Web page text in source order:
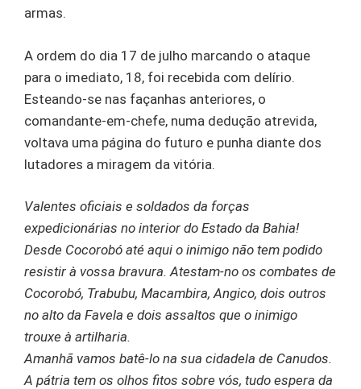
armas.
A ordem do dia 17 de julho marcando o ataque
para o imediato, 18, foi recebida com delírio.
Esteando-se nas façanhas anteriores, o
comandante-em-chefe, numa dedução atrevida,
voltava uma página do futuro e punha diante dos
lutadores a miragem da vitória.
Valentes oficiais e soldados da forças
expedicionárias no interior do Estado da Bahia!
Desde Cocorobó até aqui o inimigo não tem podido
resistir à vossa bravura. Atestam-no os combates de
Cocorobó, Trabubu, Macambira, Angico, dois outros
no alto da Favela e dois assaltos que o inimigo
trouxe à artilharia.
Amanhã vamos batê-lo na sua cidadela de Canudos.
A pátria tem os olhos fitos sobre vós, tudo espera da